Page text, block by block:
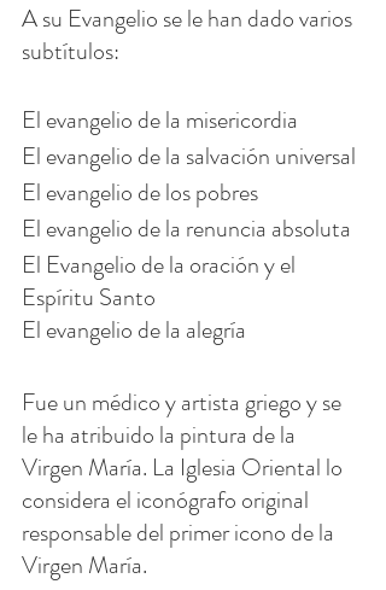
A su Evangelio se le han dado varios
subtítulos:
El evangelio de la misericordia
El evangelio de la salvación universal
El evangelio de los pobres
El evangelio de la renuncia absoluta
El Evangelio de la oración y el
Espíritu Santo
El evangelio de la alegría
Fue un médico y artista griego y se
le ha atribuido la pintura de la
Virgen María. La Iglesia Oriental lo
considera el iconógrafo original
responsable del primer icono de la
Virgen María.